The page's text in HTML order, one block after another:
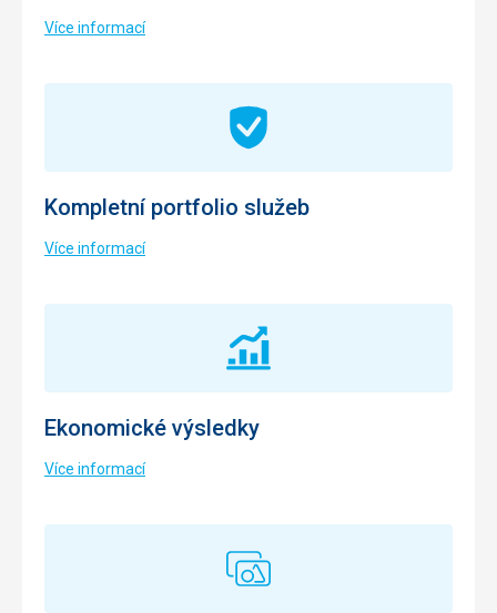
Více informací
Kompletní portfolio služeb
Více informací
Ekonomické výsledky
Více informací